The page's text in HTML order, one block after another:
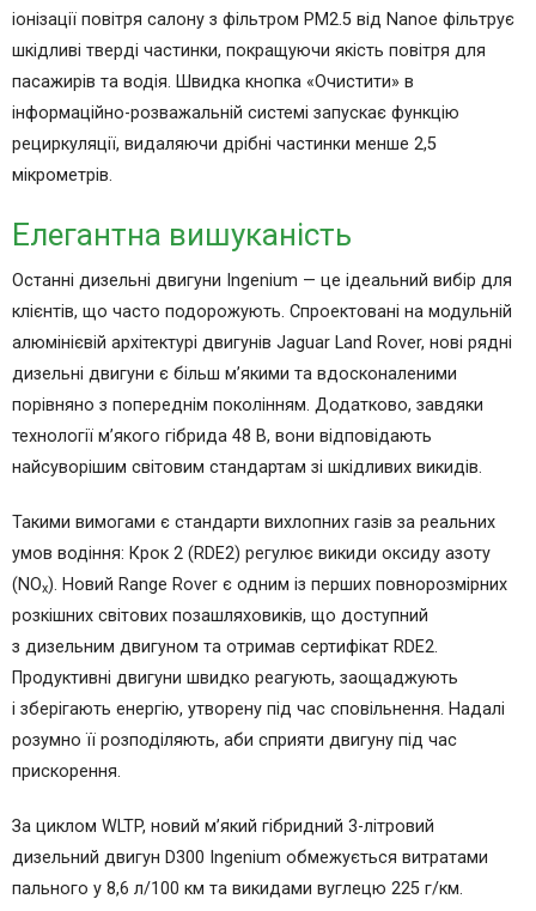
іонізації повітря салону з фільтром PM2.5 від Nanoe фільтрує
шкідливі тверді частинки, покращуючи якість повітря для
пасажирів та водія. Швидка кнопка «Очистити» в
інформаційно-розважальній системі запускає функцію
рециркуляції, видаляючи дрібні частинки менше 2,5
мікрометрів.
Елегантна вишуканість
Останні дизельні двигуни Ingenium — це ідеальний вибір для
клієнтів, що часто подорожують. Спроектовані на модульній
алюмінієвій архітектурі двигунів Jaguar Land Rover, нові рядні
дизельні двигуни є більш м’якими та вдосконаленими
порівняно з попереднім поколінням. Додатково, завдяки
технології м’якого гібрида 48 В, вони відповідають
найсуворішим світовим стандартам зі шкідливих викидів.
Такими вимогами є стандарти вихлопних газів за реальних
умов водіння: Крок 2 (RDE2) регулює викиди оксиду азоту
(NOx). Новий Range Rover є одним із перших повнорозмірних
розкішних світових позашляховиків, що доступний
з дизельним двигуном та отримав сертифікат RDE2.
Продуктивні двигуни швидко реагують, заощаджують
і зберігають енергію, утворену під час сповільнення. Надалі
розумно її розподіляють, аби сприяти двигуну під час
прискорення.
За циклом WLTP, новий м’який гібридний 3-літровий
дизельний двигун D300 Ingenium обмежується витратами
пального у 8,6 л/100 км та викидами вуглецю 225 г/км.